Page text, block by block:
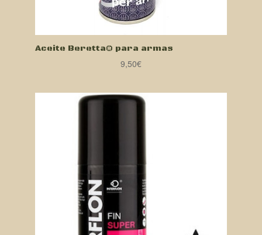
Aceite Beretta® para armas
9,50€